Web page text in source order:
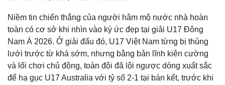
Niềm tin chiến thắng của người hâm mộ nước nhà hoàn
toàn có cơ sở khi nhìn vào ký ức đẹp tại giải U17 Đông
Nam Á 2026. Ở giải đấu đó, U17 Việt Nam từng bị thủng
lưới trước từ khá sớm, nhưng bằng bản lĩnh kiên cường
và lối chơi chủ động, toàn đội đã lội ngược dòng xuất sắc
để hạ gục U17 Australia với tỷ số 2-1 tại bán kết, trước khi